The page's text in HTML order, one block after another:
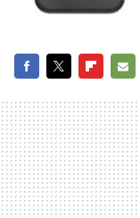
MAIL